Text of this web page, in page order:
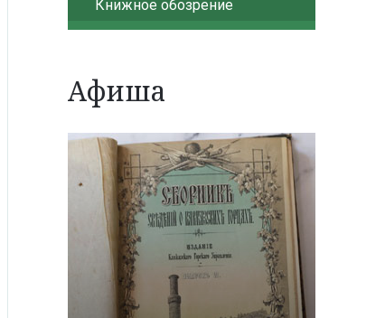
Книжное обозрение
Афиша